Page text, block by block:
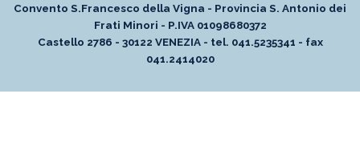
Convento S.Francesco della Vigna - Provincia S. Antonio dei
Frati Minori - P.IVA 01098680372
Castello 2786 - 30122 VENEZIA - tel. 041.5235341 - fax
041.2414020